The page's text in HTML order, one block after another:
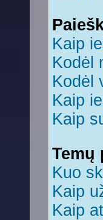
Kaip
Kodėl
Kodėl
Kaip
Kaip
Temų
Kuo
Kaip
Kaip